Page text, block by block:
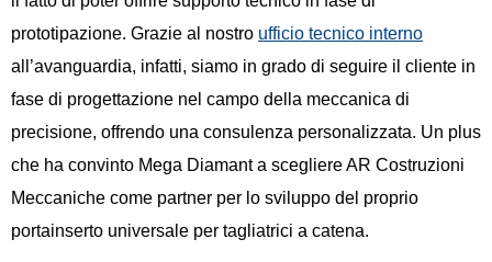
prototipazione. Grazie al nostro ufficio tecnico interno
all’avanguardia, infatti, siamo in grado di seguire il cliente in
fase di progettazione nel campo della meccanica di
precisione, offrendo una consulenza personalizzata. Un plus
che ha convinto Mega Diamant a scegliere AR Costruzioni
Meccaniche come partner per lo sviluppo del proprio
portainserto universale per tagliatrici a catena.